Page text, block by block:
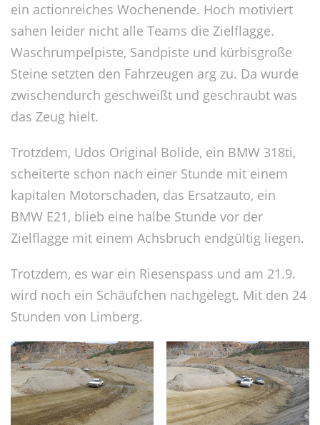
ein actionreiches Wochenende. Hoch motiviert
sahen leider nicht alle Teams die Zielflagge.
Waschrumpelpiste, Sandpiste und kürbisgroße
Steine setzten den Fahrzeugen arg zu. Da wurde
zwischendurch geschweißt und geschraubt was
das Zeug hielt.
Trotzdem, Udos Original Bolide, ein BMW 318ti,
scheiterte schon nach einer Stunde mit einem
kapitalen Motorschaden, das Ersatzauto, ein
BMW E21, blieb eine halbe Stunde vor der
Zielflagge mit einem Achsbruch endgültig liegen.
Trotzdem, es war ein Riesenspass und am 21.9.
wird noch ein Schäufchen nachgelegt. Mit den 24
Stunden von Limberg.